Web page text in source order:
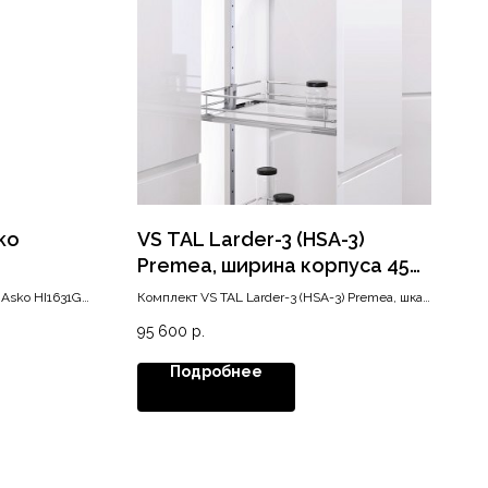
HI1631G
оснащена
VS TAL Larder-3 (HSA-3)
Premea, ширина корпуса 450
мм, высота 1200-1450, хром
Комплект VS TAL Larder-3 (HSA-3) Premea, шкаф
95 600 р.
Подробнее